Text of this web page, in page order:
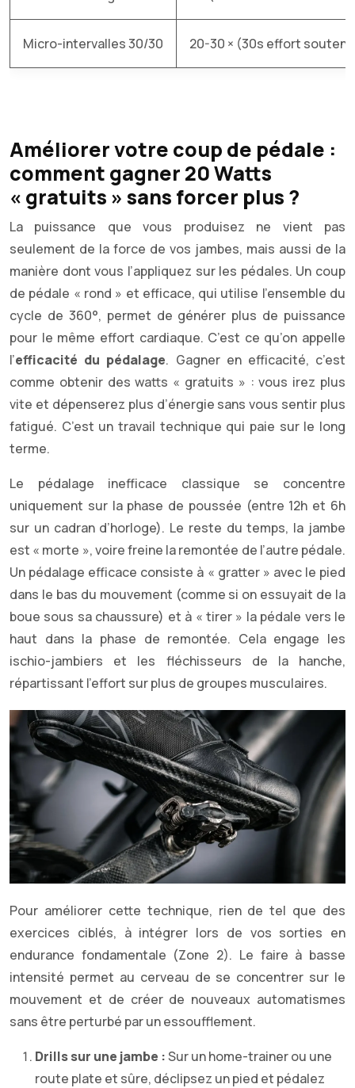
Micro-intervalles 30/30 20-30 × (30s effort
Améliorer votre coup de pédale :
comment gagner 20 Watts
« gratuits » sans forcer plus ?
La puissance que vous produisez ne vient pas
seulement de la force de vos jambes, mais aussi de la
manière dont vous l’appliquez sur les pédales. Un coup
de pédale « rond » et efficace, qui utilise l’ensemble du
cycle de 360°, permet de générer plus de puissance
pour le même effort cardiaque. C’est ce qu’on appelle
l’efficacité du pédalage. Gagner en efficacité, c’est
comme obtenir des watts « gratuits » : vous irez plus
vite et dépenserez plus d’énergie sans vous sentir plus
fatigué. C’est un travail technique qui paie sur le long
terme.
Le pédalage inefficace classique se concentre
uniquement sur la phase de poussée (entre 12h et 6h
sur un cadran d’horloge). Le reste du temps, la jambe
est « morte », voire freine la remontée de l’autre pédale.
Un pédalage efficace consiste à « gratter » avec le pied
dans le bas du mouvement (comme si on essuyait de la
boue sous sa chaussure) et à « tirer » la pédale vers le
haut dans la phase de remontée. Cela engage les
ischio-jambiers et les fléchisseurs de la hanche,
répartissant l’effort sur plus de groupes musculaires.
Pour améliorer cette technique, rien de tel que des
exercices ciblés, à intégrer lors de vos sorties en
endurance fondamentale (Zone 2). Le faire à basse
intensité permet au cerveau de se concentrer sur le
mouvement et de créer de nouveaux automatismes
sans être perturbé par un essoufflement.
Drills sur une jambe :Sur un home-trainer ou une
route plate et sûre, déclipsez un pied et pédalez